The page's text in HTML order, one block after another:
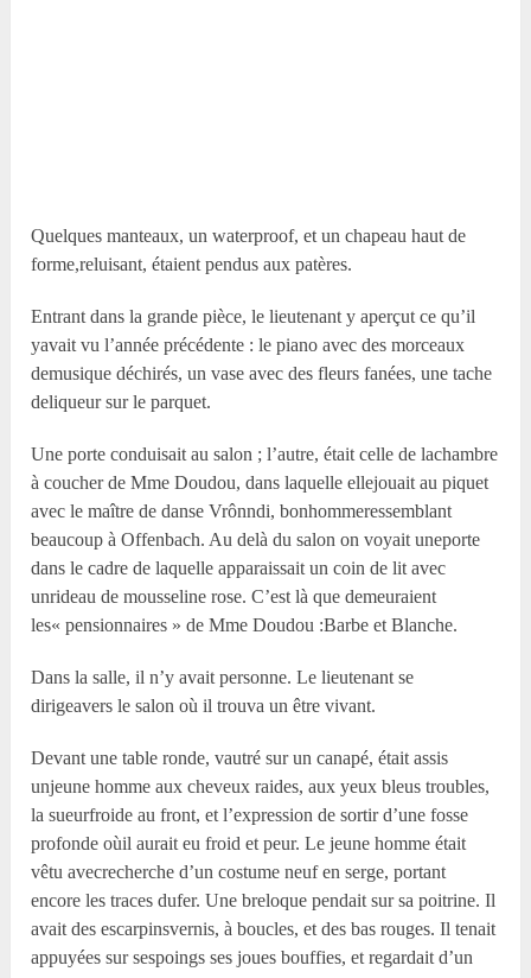
Quelques manteaux, un waterproof, et un chapeau haut de
forme,reluisant, étaient pendus aux patères.
Entrant dans la grande pièce, le lieutenant y aperçut ce qu’il
yavait vu l’année précédente : le piano avec des morceaux
demusique déchirés, un vase avec des fleurs fanées, une tache
deliqueur sur le parquet.
Une porte conduisait au salon ; l’autre, était celle de lachambre
à coucher de Mme Doudou, dans laquelle ellejouait au piquet
avec le maître de danse Vrônndi, bonhommeressemblant
beaucoup à Offenbach. Au delà du salon on voyait uneporte
dans le cadre de laquelle apparaissait un coin de lit avec
unrideau de mousseline rose. C’est là que demeuraient
les« pensionnaires » de Mme Doudou :Barbe et Blanche.
Dans la salle, il n’y avait personne. Le lieutenant se
dirigeavers le salon où il trouva un être vivant.
Devant une table ronde, vautré sur un canapé, était assis
unjeune homme aux cheveux raides, aux yeux bleus troubles,
la sueurfroide au front, et l’expression de sortir d’une fosse
profonde oùil aurait eu froid et peur. Le jeune homme était
vêtu avecrecherche d’un costume neuf en serge, portant
encore les traces dufer. Une breloque pendait sur sa poitrine. Il
avait des escarpinsvernis, à boucles, et des bas rouges. Il tenait
appuyées sur sespoings ses joues bouffies, et regardait d’un